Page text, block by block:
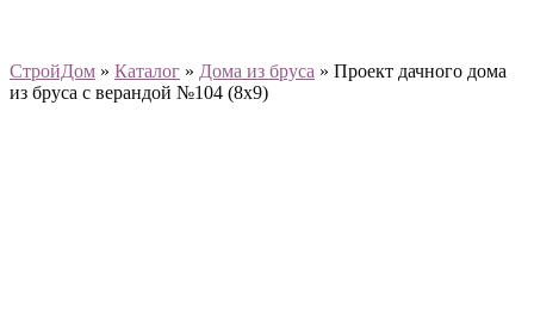
СтройДом » Каталог » Дома из бруса » Проект дачного дома
из бруса с верандой №104 (8х9)